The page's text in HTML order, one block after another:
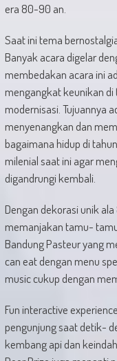
era 80-90 an.
Saat ini tema
Banyak acara digelar
membedakan acara ini
mengangkat keunikan
modernisasi. Tujuannya
menyenangkan dan
bagaimana hidup di
milenial saat ini agar
digandrungi kembali.
Dengan dekorasi unik
memanjakan tamu-
Bandung Pasteur yang
can eat dengan menu
music cukup dengan
Fun interactive
pengunjung saat detik-
kembang api dan